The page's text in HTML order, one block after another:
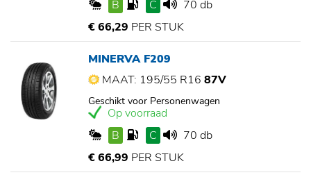
B
C
70 db
€ 66,29 PER STUK
MINERVA F209
MAAT: 195/55 R16 87V
Geschikt voor Personenwagen
Op voorraad
B
C
70 db
€ 66,99 PER STUK